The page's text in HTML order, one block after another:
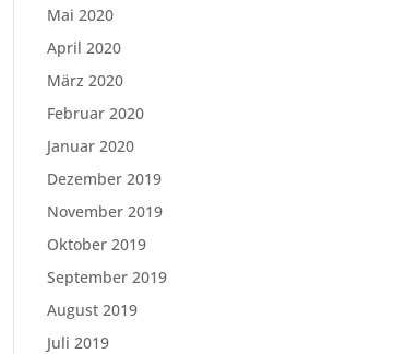
Mai 2020
April 2020
März 2020
Februar 2020
Januar 2020
Dezember 2019
November 2019
Oktober 2019
September 2019
August 2019
Juli 2019